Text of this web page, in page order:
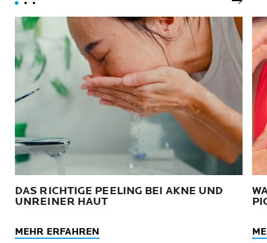
DAS RICHTIGE PEELING BEI AKNE UND
UNREINER HAUT
MEHR ERFAHREN